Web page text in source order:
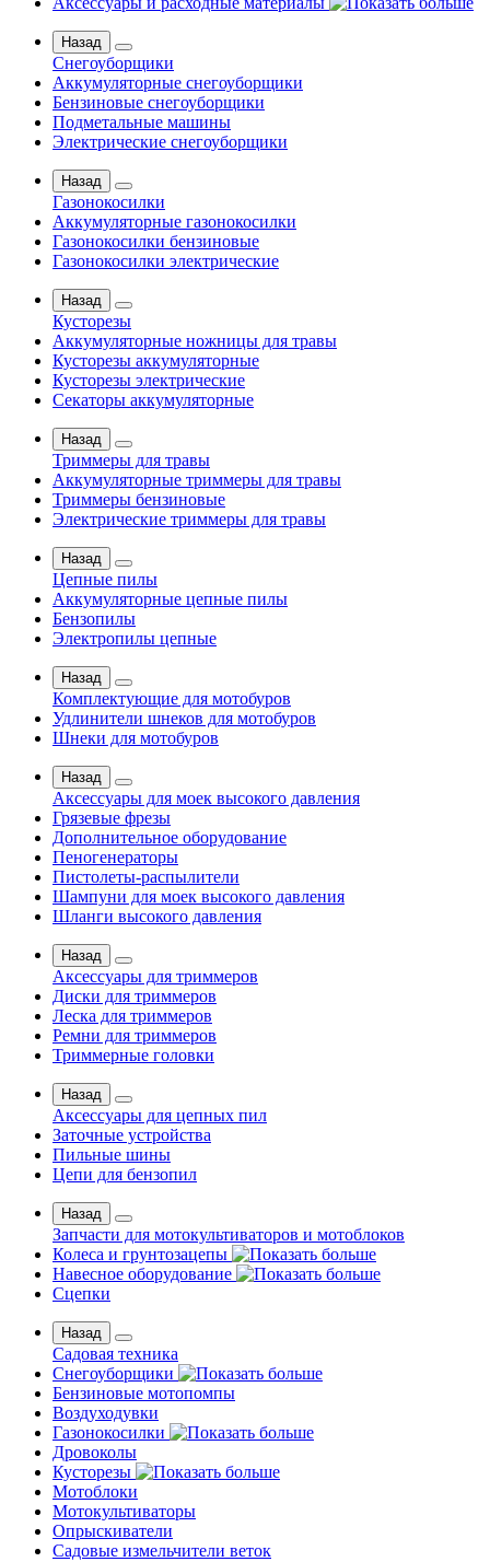
Назад
Снегоуборщики
Аккумуляторные снегоуборщики
Бензиновые снегоуборщики
Подметальные машины
Электрические снегоуборщики
Назад
Газонокосилки
Аккумуляторные газонокосилки
Газонокосилки бензиновые
Газонокосилки электрические
Назад
Кусторезы
Аккумуляторные ножницы для травы
Кусторезы аккумуляторные
Кусторезы электрические
Секаторы аккумуляторные
Назад
Триммеры для травы
Аккумуляторные триммеры для травы
Триммеры бензиновые
Электрические триммеры для травы
Назад
Цепные пилы
Аккумуляторные цепные пилы
Бензопилы
Электропилы цепные
Назад
Комплектующие для мотобуров
Удлинители шнеков для мотобуров
Шнеки для мотобуров
Назад
Аксессуары для моек высокого давления
Грязевые фрезы
Дополнительное оборудование
Пеногенераторы
Пистолеты-распылители
Шампуни для моек высокого давления
Шланги высокого давления
Назад
Аксессуары для триммеров
Диски для триммеров
Леска для триммеров
Ремни для триммеров
Триммерные головки
Назад
Аксессуары для цепных пил
Заточные устройства
Пильные шины
Цепи для бензопил
Назад
Запчасти для мотокультиваторов и мотоблоков
Колеса и грунтозацепы
Навесное оборудование
Сцепки
Назад
Садовая техника
Снегоуборщики
Бензиновые мотопомпы
Воздуходувки
Газонокосилки
Дровоколы
Кусторезы
Мотоблоки
Мотокультиваторы
Опрыскиватели
Садовые измельчители веток